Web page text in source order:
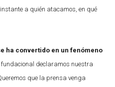
a quién atacamos, en qué
ha convertido en un fenómeno
fundacional declaramos nuestra
que la prensa venga